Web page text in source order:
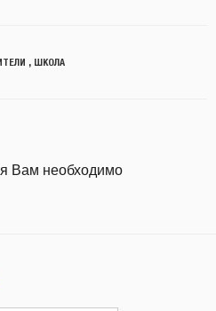
, ШКОЛА
Вам необходимо